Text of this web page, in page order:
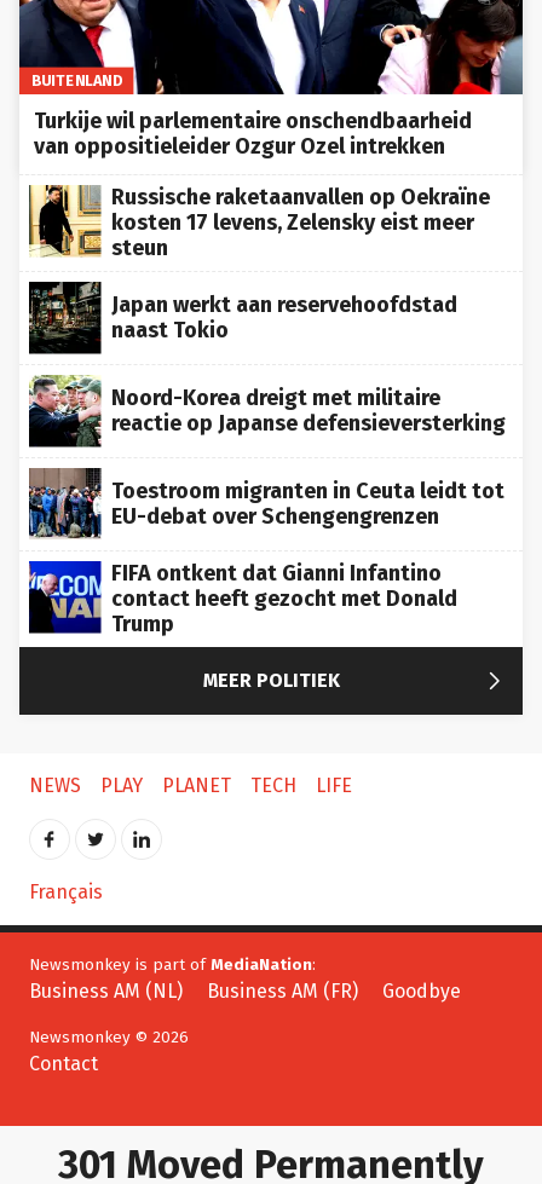
BUITENLAND
Turkije wil parlementaire onschendbaarheid
van oppositieleider Ozgur Ozel intrekken
Russische raketaanvallen op Oekraïne
kosten 17 levens, Zelensky eist meer
steun
Japan werkt aan reservehoofdstad
naast Tokio
Noord-Korea dreigt met militaire
reactie op Japanse defensieversterking
Toestroom migranten in Ceuta leidt tot
EU-debat over Schengengrenzen
FIFA ontkent dat Gianni Infantino
contact heeft gezocht met Donald
Trump
MEER POLITIEK 
NEWS PLAY PLANET TECH LIFE
Français
Newsmonkey is part of MediaNation
Business AM (NL) Business AM (FR) Goodbye
Newsmonkey © 2026
Contact
301 Moved Permanently